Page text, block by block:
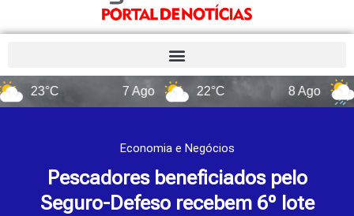
22°C 14°C
Economia e Negócios
Pescadores beneficiados pelo
Seguro-Defeso recebem 6º lote